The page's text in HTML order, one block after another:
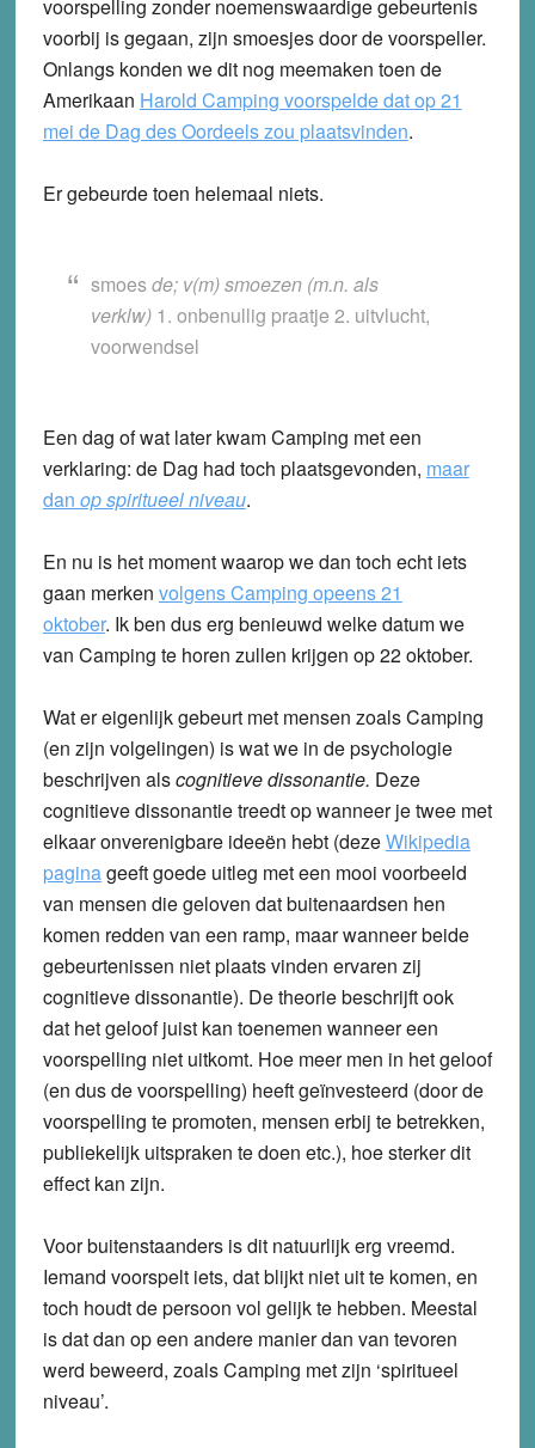
voorspelling zonder noemenswaardige gebeurtenis
voorbij is gegaan, zijn smoesjes door de voorspeller.
Onlangs konden we dit nog meemaken toen de
Amerikaan Harold Camping voorspelde dat op 21
mei de Dag des Oordeels zou plaatsvinden.
Er gebeurde toen helemaal niets.
smoesde; v(m) smoezen (m.n. als
verklw)1. onbenullig praatje 2. uitvlucht,
voorwendsel
Een dag of wat later kwam Camping met een
verklaring: de Dag had toch plaatsgevonden, maar
dan op spiritueel niveau.
En nu is het moment waarop we dan toch echt iets
gaan merken volgens Camping opeens 21
oktober. Ik ben dus erg benieuwd welke datum we
van Camping te horen zullen krijgen op 22 oktober.
Wat er eigenlijk gebeurt met mensen zoals Camping
(en zijn volgelingen) is wat we in de psychologie
beschrijven alscognitieve dissonantie. Deze
cognitieve dissonantie treedt op wanneer je twee met
elkaar onverenigbare ideeën hebt (dezeWikipedia
paginageeft goede uitleg met een mooi voorbeeld
van mensen die geloven dat buitenaardsen hen
komen redden van een ramp, maar wanneer beide
gebeurtenissen niet plaats vinden ervaren zij
cognitieve dissonantie). De theorie beschrijft ook
dat het geloof juist kan toenemen wanneer een
voorspelling niet uitkomt. Hoe meer men in het geloof
(en dus de voorspelling) heeft geïnvesteerd (door de
voorspelling te promoten, mensen erbij te betrekken,
publiekelijk uitspraken te doen etc.), hoe sterker dit
effect kan zijn.
Voor buitenstaanders is dit natuurlijk erg vreemd.
Iemand voorspelt iets, dat blijkt niet uit te komen, en
toch houdt de persoon vol gelijk te hebben. Meestal
is dat dan op een andere manier dan van tevoren
werd beweerd, zoals Camping met zijn ‘spiritueel
niveau’.